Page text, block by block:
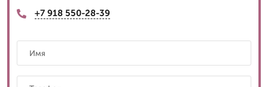
+7 918 550-28-39